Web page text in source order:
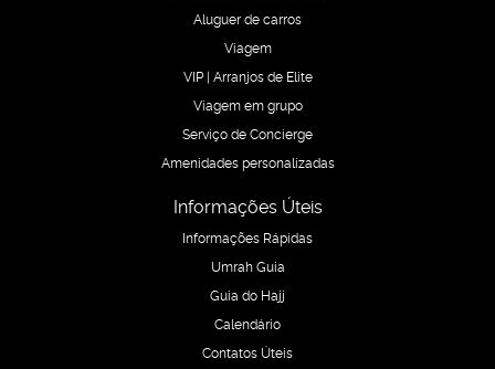
Aluguer de carros
Viagem
VIP | Arranjos de Elite
Viagem em grupo
Serviço de Concierge
Amenidades personalizadas
Informações Úteis
Informações Rápidas
Umrah Guia
Guia do Hajj
Calendário
Contatos Úteis